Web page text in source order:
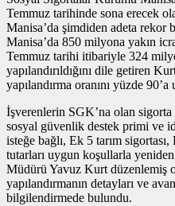
Temmuz tarihinde sona erecek
Manisa’da şimdiden adeta rekor
Manisa’da 850 milyona yakın
Temmuz tarihi itibariyle 324
yapılandırıldığını dile getiren
yapılandırma oranını yüzde
İşverenlerin SGK’na olan
sosyal güvenlik destek primi ve
isteğe bağlı, Ek 5 tarım
tutarları uygun koşullarla
Müdürü Yavuz Kurt düzenlemiş
yapılandırmanın detayları ve
bilgilendirmede bulundu.